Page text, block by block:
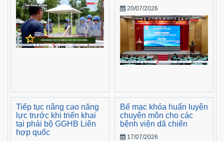
20/07/2026
Tiếp tục nâng cao năng
lực trước khi triển khai
tại phái bộ GGHB Liên
hợp quốc
Bế mạc khóa huấn luyện
chuyên môn cho các
bệnh viện dã chiến
17/07/2026